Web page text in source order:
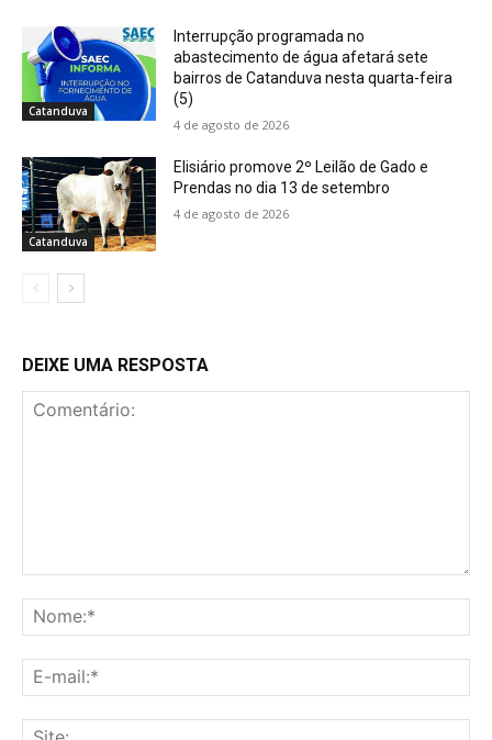
Catanduva
Interrupção programada no
abastecimento de água afetará sete
bairros de Catanduva nesta quarta-feira
(5)
4 de agosto de 2026
Catanduva
Elisiário promove 2º Leilão de Gado e
Prendas no dia 13 de setembro
4 de agosto de 2026
DEIXE UMA RESPOSTA